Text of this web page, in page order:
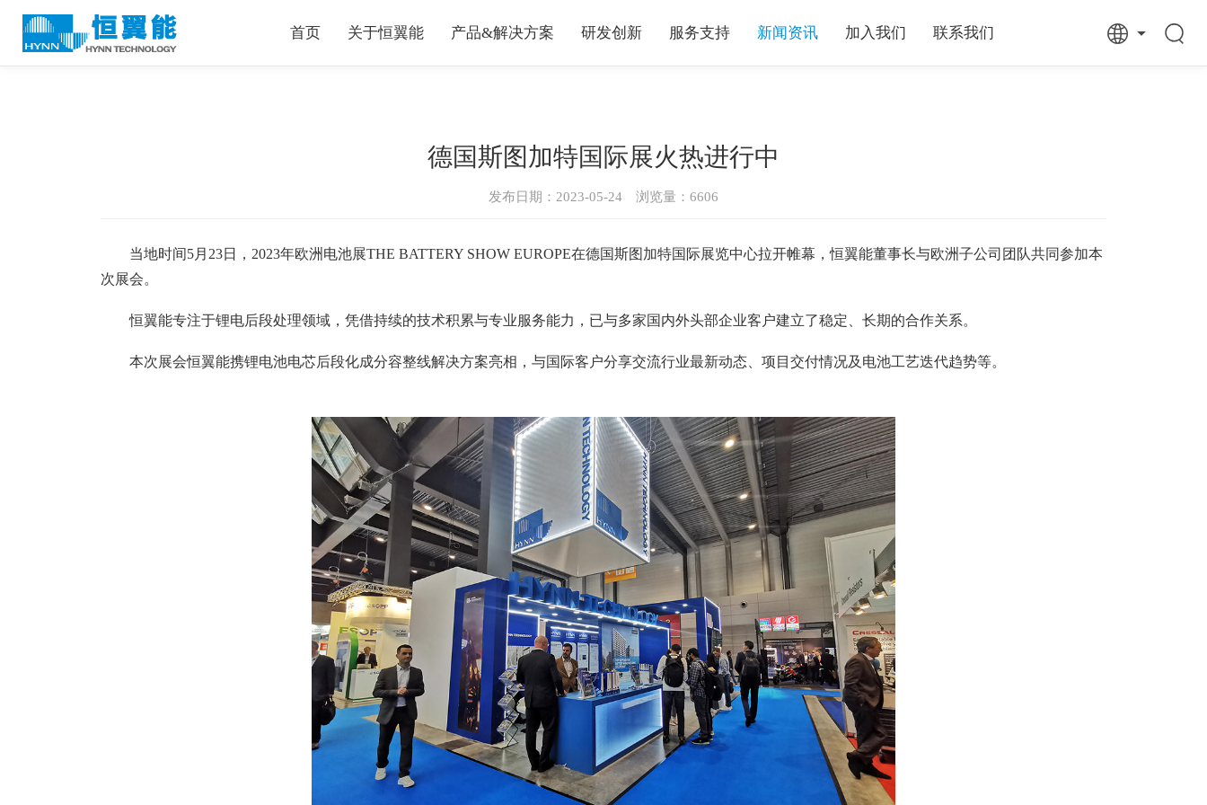
首页 关于恒翼能 产品&解决方案 研发创新 服务支持 新闻资讯 加入我们 联系我们
德国斯图加特国际展火热进行中
发布日期：2023-05-24 浏览量： 6606
当地时间5月23日，2023年欧洲电池展THE BATTERY SHOW EUROPE在德国斯图加特国际展览中心拉开帷幕，恒翼能董事长与欧洲子公司团队共同参加本
次展会。
恒翼能专注于锂电后段处理领域，凭借持续的技术积累与专业服务能力，已与多家国内外头部企业客户建立了稳定、长期的合作关系。
本次展会恒翼能携锂电池电芯后段化成分容整线解决方案亮相，与国际客户分享交流行业最新动态、项目交付情况及电池工艺迭代趋势等。